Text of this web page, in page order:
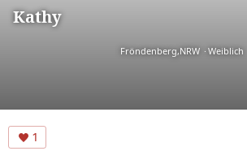
Kathy
Fröndenberg,NRW Weiblich
1